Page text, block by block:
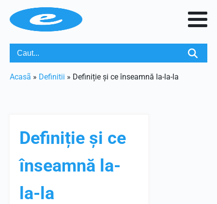
Acasã » Definitii » Definiție și ce înseamnă la-la-la
Definiție și ce
înseamnă la-
la-la